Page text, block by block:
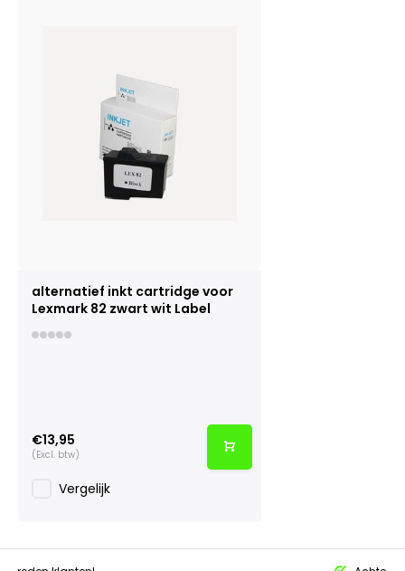
alternatief inkt cartridge voor
Lexmark 82 zwart wit Label
€13,95
(Excl. btw)
Vergelijk